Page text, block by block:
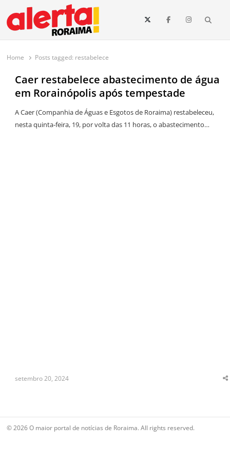
conteúdo
O maior portal de notícias de Roraima
O Alerta Roraima é seu portal de notícias completo sobre política,
e todo o estado de Roraima. Fique sempre informado com
Home Posts tagged: restabelece
Caer restabelece abastecimento de água
em Rorainópolis após tempestade
A Caer (Companhia de Águas e Esgotos de Roraima) restabeleceu,
nesta quinta-feira, 19, por volta das 11 horas, o abastecimento…
setembro 20, 2024
© 2026 O maior portal de notícias de Roraima. All rights reserved.